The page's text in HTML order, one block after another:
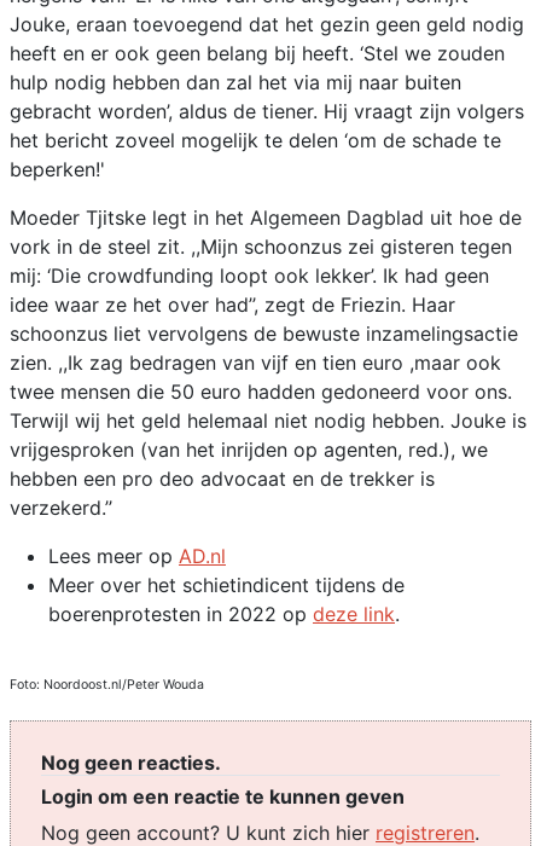
Jouke, eraan toevoegend dat het gezin geen geld nodig
heeft en er ook geen belang bij heeft. ‘Stel we zouden
hulp nodig hebben dan zal het via mij naar buiten
gebracht worden’, aldus de tiener. Hij vraagt zijn volgers
het bericht zoveel mogelijk te delen ‘om de schade te
beperken!'
Moeder Tjitske legt in het Algemeen Dagblad uit hoe de
vork in de steel zit. ,,Mijn schoonzus zei gisteren tegen
mij: ‘Die crowdfunding loopt ook lekker’. Ik had geen
idee waar ze het over had’’, zegt de Friezin. Haar
schoonzus liet vervolgens de bewuste inzamelingsactie
zien. ,,Ik zag bedragen van vijf en tien euro ,maar ook
twee mensen die 50 euro hadden gedoneerd voor ons.
Terwijl wij het geld helemaal niet nodig hebben. Jouke is
vrijgesproken (van het inrijden op agenten, red.), we
hebben een pro deo advocaat en de trekker is
verzekerd.’’
Lees meer op AD.nl
Meer over het schietindicent tijdens de
boerenprotesten in 2022 op deze link.
Foto: Noordoost.nl/Peter Wouda
Nog geen reacties.
Login om een reactie te kunnen geven
Nog geen account? U kunt zich hier registreren.